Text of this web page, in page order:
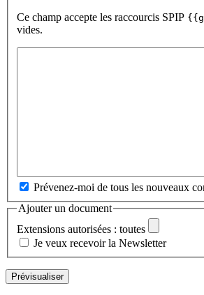
Ce champ accepte les raccourcis SPIP
vides.
Prévenez-moi de tous les nouveaux
Ajouter un document
Extensions autorisées : toutes
Je veux recevoir la Newsletter